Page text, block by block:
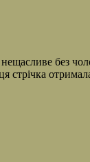
без
стрічка